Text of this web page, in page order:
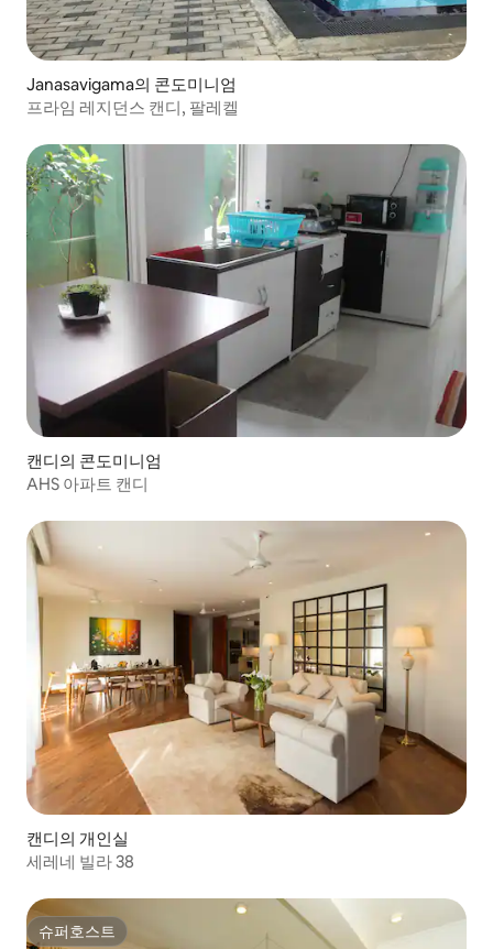
Janasavigama의 콘도미니엄
프라임 레지던스 캔디, 팔레켈
캔디의 콘도미니엄
AHS 아파트 캔디
캔디의 개인실
세레네 빌라 38
슈퍼호스트
슈퍼호스트